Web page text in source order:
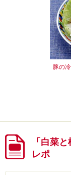
豚の
「白菜
レポ